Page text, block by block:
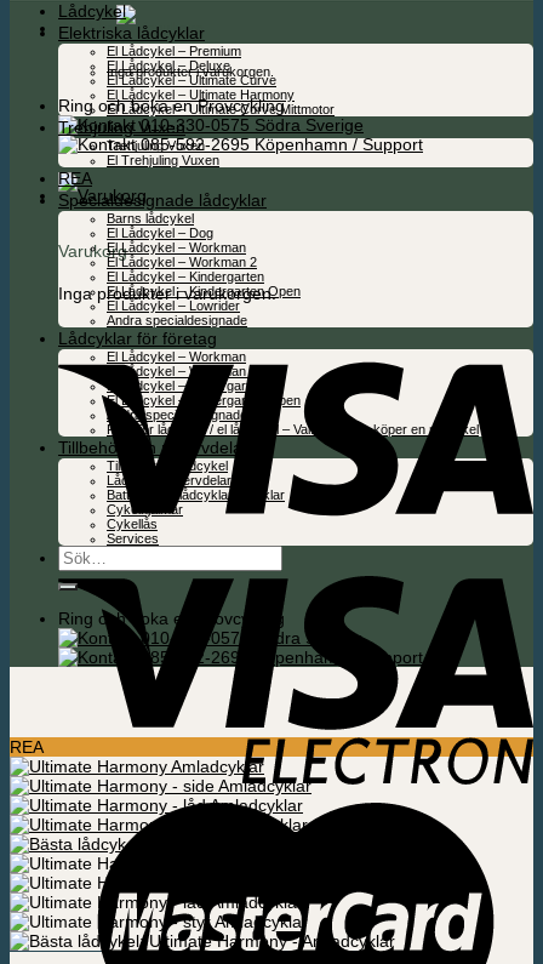
0,00kr
Inga produkter i varukorgen.
Ring och boka en Provcykling
010-330-0575 Södra Sverige
085-592-2695 Köpenhamn / Support
Varukorg
Inga produkter i varukorgen.
Lådcykel
Elektriska lådcyklar
El Lådcykel – Premium
El Lådcykel – Deluxe
El Lådcykel – Ultimate Curve
El Lådcykel – Ultimate Harmony
El Lådcykel – Ultimate Curve Mittmotor
Trehjuling Vuxen
Trehjuling Vuxen
El Trehjuling Vuxen
REA
Specialdesignade lådcyklar
Barns lådcykel
El Lådcykel – Dog
El Lådcykel – Workman
El Lådcykel – Workman 2
El Lådcykel – Kindergarten
El Lådcykel – Kindergarten Open
El Lådcykel – Lowrider
Andra specialdesignade
Lådcyklar för företag
El Lådcykel – Workman
El Lådcykel – Workman 2
El Lådcykel – Kindergarten
El Lådcykel – Kindergarten Open
Andra specialdesignade
Folie för lådcykel / el lådcykel – Valfritt när du köper en ny cykel
Tillbehör och reservdelar
Tillbehör för lådcykel
Lådcykel reservdelar
Batterier för lådcyklar & cyklar
Cykelhjälmar
Cykellås
Services
Sök
efter:
Ring och boka en Provcykling
010-330-0575 Södra Sverige
085-592-2695 Köpenhamn / Support
REA